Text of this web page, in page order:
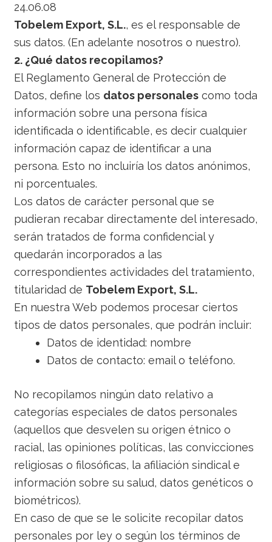
24.06.08
Tobelem Export, S.L., es el responsable de
sus datos. (En adelante nosotros o nuestro).
2. ¿Qué datos recopilamos?
El Reglamento General de Protección de
Datos, define los datos personales como toda
información sobre una persona física
identificada o identificable, es decir cualquier
información capaz de identificar a una
persona. Esto no incluiría los datos anónimos,
ni porcentuales.
Los datos de carácter personal que se
pudieran recabar directamente del interesado,
serán tratados de forma confidencial y
quedarán incorporados a las
correspondientes actividades del tratamiento,
titularidad de Tobelem Export, S.L.
En nuestra Web podemos procesar ciertos
tipos de datos personales, que podrán incluir:
Datos de identidad: nombre
Datos de contacto: email o teléfono.
No recopilamos ningún dato relativo a
categorías especiales de datos personales
(aquellos que desvelen su origen étnico o
racial, las opiniones políticas, las convicciones
religiosas o filosóficas, la afiliación sindical e
información sobre su salud, datos genéticos o
biométricos).
En caso de que se le solicite recopilar datos
personales por ley o según los términos de